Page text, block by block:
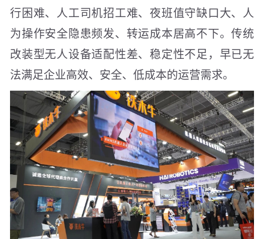
行困难、人工司机招工难、夜班值守缺口大、人
为操作安全隐患频发、转运成本居高不下。传统
改装型无人设备适配性差、稳定性不足，早已无
法满足企业高效、安全、低成本的运营需求。